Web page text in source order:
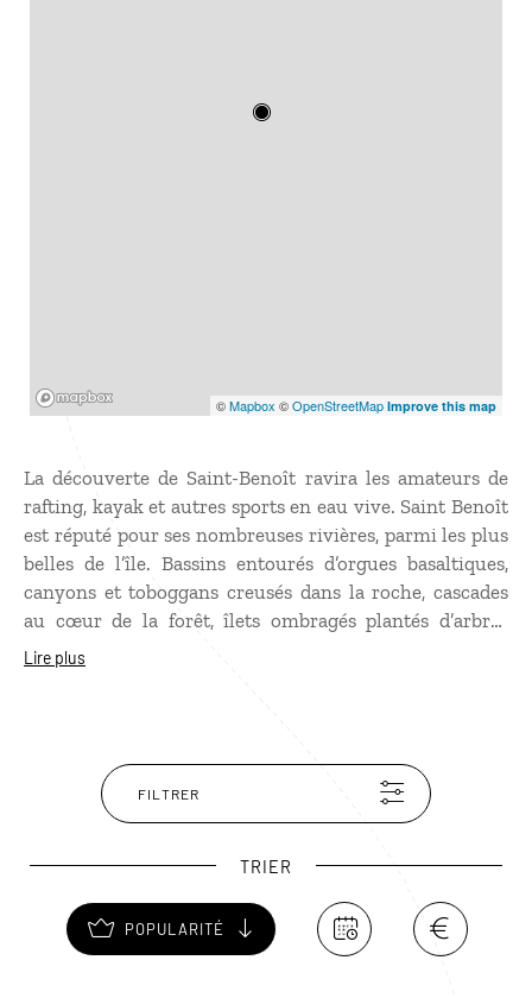
©Mapbox ©OpenStreetMap Improve this map
La découverte de Saint-Benoît ravira les amateurs de
rafting, kayak et autres sports en eau vive. Saint Benoît
est réputé pour ses nombreuses rivières, parmi les plus
belles de l’île. Bassins entourés d’orgues basaltiques,
canyons et toboggans creusés dans la roche, cascades
au cœur de la forêt, îlets ombragés plantés d’arbres
fruitiers… façonnent le paysage de cette commune
Lire plus
FILTRER
TRIER
POPULARITÉ